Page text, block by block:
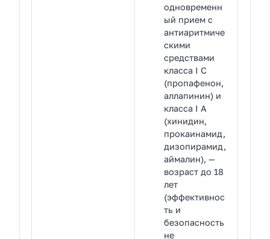
одновременн
ый прием с
антиаритмиче
скими
средствами
класса I С
(пропафенон,
аллапинин) и
класса I А
(хинидин,
прокаинамид,
дизопирамид,
аймалин), —
возраст до 18
лет
(эффективнос
ть и
безопасность
не